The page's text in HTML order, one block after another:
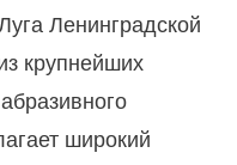
Ленинградской
крупнейших
широкий